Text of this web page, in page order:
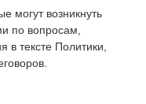
могут возникнуть
по вопросам,
тексте Политики,